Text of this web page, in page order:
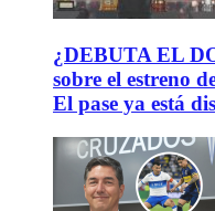
¿DEBUTA EL
sobre el estreno
El pase ya está